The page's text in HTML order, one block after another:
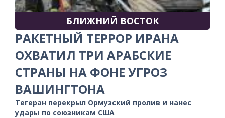
БЛИЖНИЙ ВОСТОК
РАКЕТНЫЙ ТЕРРОР ИРАНА
ОХВАТИЛ ТРИ АРАБСКИЕ
СТРАНЫ НА ФОНЕ УГРОЗ
ВАШИНГТОНА
Тегеран перекрыл Ормузский пролив и нанес
удары по союзникам США